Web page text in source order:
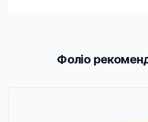
Фоліо